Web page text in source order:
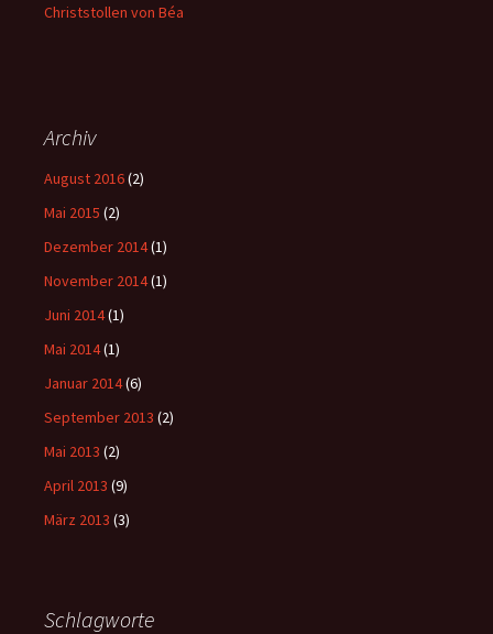
Christstollen von Béa
Archiv
August 2016(2)
Mai 2015 (2)
Dezember 2014(1)
November 2014(1)
Juni 2014(1)
Mai 2014(1)
Januar 2014(6)
September 2013 (2)
Mai 2013 (2)
April 2013 (9)
März 2013 (3)
Schlagworte